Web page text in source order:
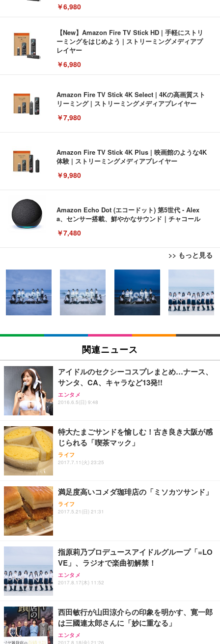
￥6,980
【New】Amazon Fire TV Stick HD | 手軽にストリ
ーミングをはじめよう | ストリーミングメディアプ
レイヤー
￥6,980
Amazon Fire TV Stick 4K Select | 4Kの高画質スト
リーミング | ストリーミングメディアプレイヤー
￥7,980
Amazon Fire TV Stick 4K Plus | 映画館のような4K
体験 | ストリーミングメディアプレイヤー
￥9,980
Amazon Echo Dot (エコードット) 第5世代 - Alex
a、センサー搭載、鮮やかなサウンド｜チャコール
￥7,480
>> もっと見る
[EdoErgo] オフィスチェア 椅子 テレワーク 疲れな
い 跳ね上げ式アームレスト コンパクト 約105度ロッ
キング pc 事務椅子 360度回転 座面昇降 強化ナイロ
ン樹脂ベース 通気性メッシュ 在宅ワーク H-WY01
￥5,699
SIHOO B100 オフィスチェア／デスクチェア メッシ
ュチェア 人間工学 疲れない ブラック
￥27,999
Sezlife オフィスチェア デスクチェア 疲れない テレ
ワーク チェア 強化バックレスト 30度ロッキング機
能 人間工学 椅子 腰サポート 90度跳ね上げ式アーム
ョン PCチェア 通気性メッシュ ゲーミング/勉強/事
務用 おしゃれ パソコンチェア (ブラック)
Sezlife オフィスチェア デスクチェア 疲れない テレ
ワーク チェア 強化バックレスト 30度ロッキング機
能 人間工学 椅子 腰サポート 90度跳ね上げ式アーム
務用 おしゃれ パソコンチェア (ホワイト)
ANDWINT オフィスチェア デスクチェア 肘なし メ
ッシュ 通気性 ランバーサポート付き 腰サポート ガ
EIZO ビジネス向けプレミアムモニター | FlexScan
EV3240X-WT | 31.5型4K UHD・USB Type-C・ホワ
イト
￥105,595
EIZO ビジネス向けプレミアムモニター | FlexScan
￥109,572
【純正品】27"ゲーミングモニター DualSense 充電
フック付き（CFI-ZDM1J）
【整備済み品】Dell E2724HS 27インチ 液晶モニタ
ー フルHD（1920×1080）VA 非光沢 HDMI/DisplayP
ort/VGA スピーカー内蔵 高さ調整 スイベル VESA対
【MiniLED/24.5inch/280Hz/FHD】GRAPHT THE S
HOOTER Gaming Monitor 24” Essential ゲーミン
Amazonベーシック ペットシーツ 薄型 レギュラー 1
回使い捨て 無香料 ホワイト 300枚
￥3,373
Amazonベーシック ペットシーツ 厚型 ワイド 42枚
x2袋(84枚) ホワイト(吸収面:ライトブルー)
￥3,234
ネオ・ルーライフ ネオ・オムツ L 中型犬用 26枚入
り 単品
Smart Basic(スマートベーシック) 【Amazon.co.jp
限定】 Smart Basic アイリスオーヤマ ペットシーツ
超厚型 お徳用 ワイド 100枚入 (x 1) (ケース販売)
アイリスオーヤマ ペットシーツ 超厚型 お徳用 レギ
関連ニュース
アイドルのセクシーコスプレまとめ…ナース、
サンタ、CA、キャラなど13発!!
エンタメ
2016.6.5(日) 9:48
特大たまごサンドを愉しむ！古き良き大阪が感
じられる「喫茶マック」
ライフ
2017.7.11(火) 23:25
満足度高いコメダ珈琲店の「ミソカツサンド」
ライフ
2017.5.21(日) 21:31
指原莉乃プロデュースアイドルグループ「=LO
VE」、ラジオで楽曲初解禁！
エンタメ
2017.8.17(木) 11:52
西田敏行が山田涼介らの印象を明かす、寛一郎
は三國連太郎さんに「妙に重なる」
エンタメ
2017.8.18(金) 21:26